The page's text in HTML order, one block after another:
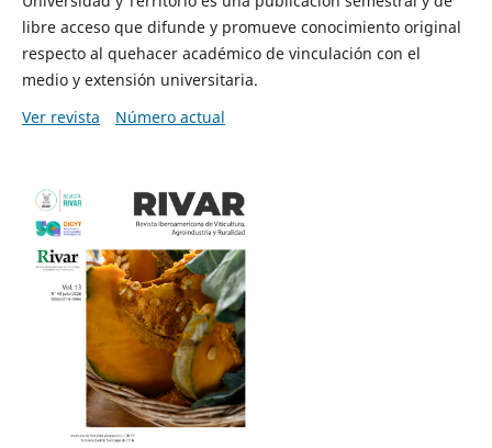
libre acceso que difunde y promueve conocimiento original
respecto al quehacer académico de vinculación con el
medio y extensión universitaria.
Ver revista
Número actual